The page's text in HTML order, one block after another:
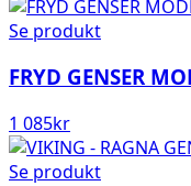
Se produkt
FRYD GENSER
1 085kr
Se produkt